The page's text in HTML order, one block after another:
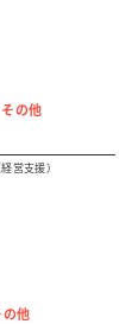
の他
営支援）
他